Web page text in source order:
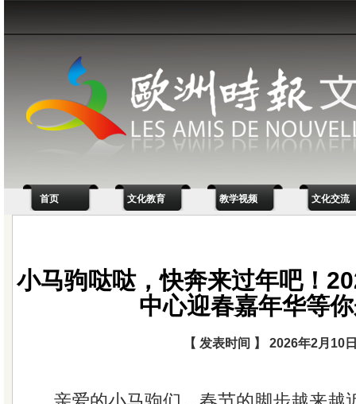
首页 文化教育 教学视频 文化交流
小马驹哒哒，快奔来过年吧！
中心迎春嘉年华等
【 发表时间 】 2026年2月10